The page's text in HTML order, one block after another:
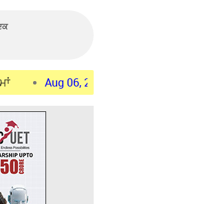
06, 2026 ਜੰਤਰ-ਮੰਤਰ ਪ੍ਰਦਰਸ਼ਨਕਾਰੀਆਂ ਦਾ